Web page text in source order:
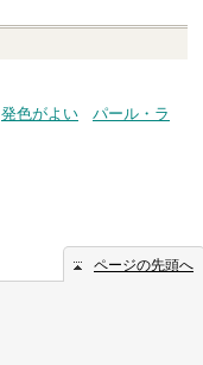
発色がよい
パール・ラ
ページの先頭へ